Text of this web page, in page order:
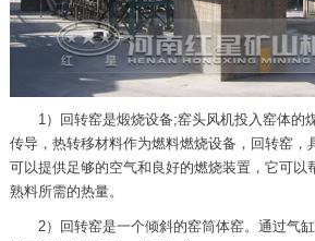
1）回转窑是煅烧设备;窑头风机投入窑体的
传导，热转移材料作为燃料燃烧设备，回转窑，
可以提供足够的空气和良好的燃烧装置，它可以
熟料所需的热量。
2）回转窑是一个倾斜的窑筒体窑。通过气